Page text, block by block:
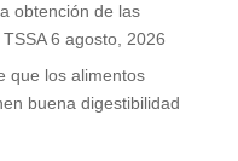
obtención de las
6 agosto, 2026
que los alimentos
buena digestibilidad